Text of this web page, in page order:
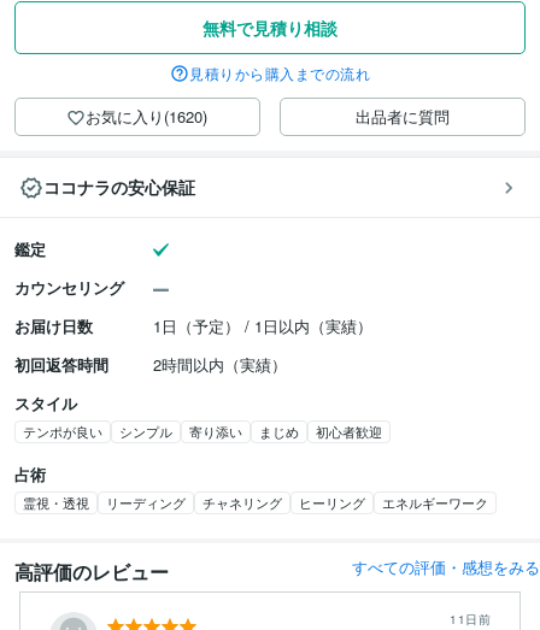
無料で見積り相談
見積りから購入までの流れ
お気に入り(1620) 出品者に質問
ココナラの安心保証
鑑定
カウンセリング
お届け日数
1日（予定） / 1日以内（実績）
初回返答時間
2時間以内（実績）
スタイル
テンポが良い シンプル 寄り添い まじめ 初心者歓迎
占術
霊視・透視 リーディング チャネリング ヒーリング エネルギーワーク
高評価のレビュー すべての評価・感想をみる
11日前